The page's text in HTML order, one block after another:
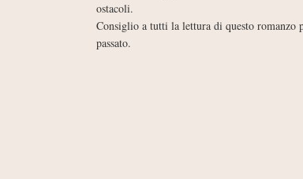
ostacoli.
Consiglio a tutti la lettura di questo romanzo
passato.